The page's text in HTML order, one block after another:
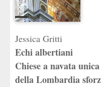
Jessica Gritti
Echi albertiani
Chiese a navata
della Lombardia